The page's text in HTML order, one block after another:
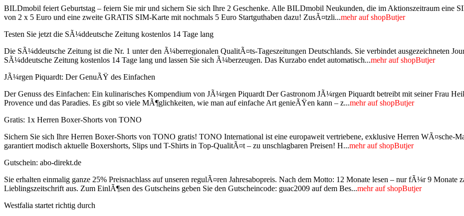
BILDmobil feiert Geburtstag – feiern Sie mir und sichern Sie sich Ihre 2 Geschenke. Alle BILDmobil Neukunden, die im Aktionszeitraum eine
von 2 x 5 Euro und eine zweite GRATIS SIM-Karte mit nochmals 5 Euro Startguthaben dazu! ZusÃ¤tzli...mehr auf shopButjer
Testen Sie jetzt die SÃ¼ddeutsche Zeitung kostenlos 14 Tage lang
Die SÃ¼ddeutsche Zeitung ist die Nr. 1 unter den Ã¼berregionalen QualitÃ¤ts-Tageszeitungen Deutschlands. Sie verbindet ausgezeichneten
SÃ¼ddeutsche Zeitung kostenlos 14 Tage lang und lassen Sie sich Ã¼berzeugen. Das Kurzabo endet automatisch...mehr auf shopButjer
JÃ¼rgen Piquardt: Der GenuÃŸ des Einfachen
Der Genuss des Einfachen: Ein kulinarisches Kompendium von JÃ¼rgen Piquardt Der Gastronom JÃ¼rgen Piquardt betreibt mit seiner Frau
Provence und das Paradies. Es gibt so viele MÃ¶glichkeiten, wie man auf einfache Art genieÃŸen kann – z...mehr auf shopButjer
Gratis: 1x Herren Boxer-Shorts von TONO
Sichern Sie sich Ihre Herren Boxer-Shorts von TONO gratis! TONO International ist eine europaweit vertriebene, exklusive Herren WÃ¤sche-
garantiert modisch aktuelle Boxershorts, Slips und T-Shirts in Top-QualitÃ¤t – zu unschlagbaren Preisen! H...mehr auf shopButjer
Gutschein: abo-direkt.de
Sie erhalten einmalig ganze 25% Preisnachlass auf unseren regulÃ¤ren Jahresabopreis. Nach dem Motto: 12 Monate lesen – nur fÃ¼r 9
Lieblingszeitschrift aus. Zum EinlÃ¶sen des Gutscheins geben Sie den Gutscheincode: guac2009 auf dem Bes...mehr auf shopButjer
Westfalia startet richtig durch